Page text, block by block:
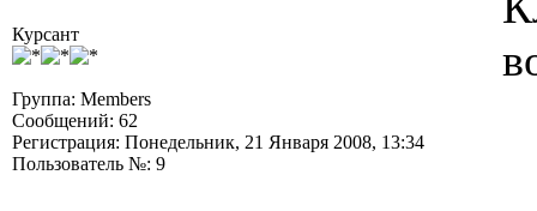
Курсант
Группа: Members
Сообщений: 62
Регистрация: Понедельник, 21 Января 2008, 13:34
Пользователь №: 9